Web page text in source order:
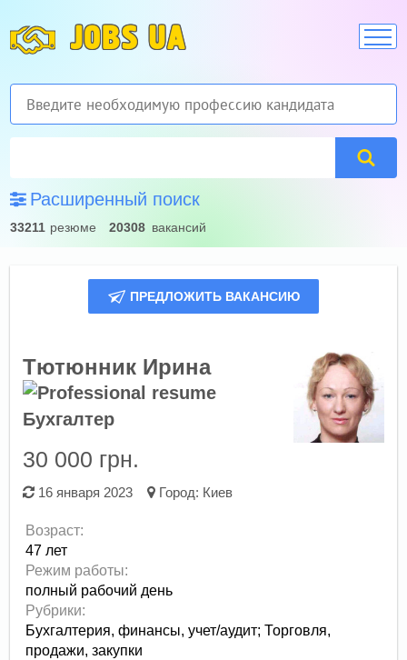
JOBS UA
Расширенный поиск
33211 резюме 20308 вакансий
ПРЕДЛОЖИТЬ ВАКАНСИЮ
Тютюнник Ирина
Бухгалтер
30 000 грн.
16 января 2023 Город: Киев
Возраст:
47 лет
Режим работы:
полный рабочий день
Рубрики:
Бухгалтерия, финансы, учет/аудит; Торговля,
продажи, закупки